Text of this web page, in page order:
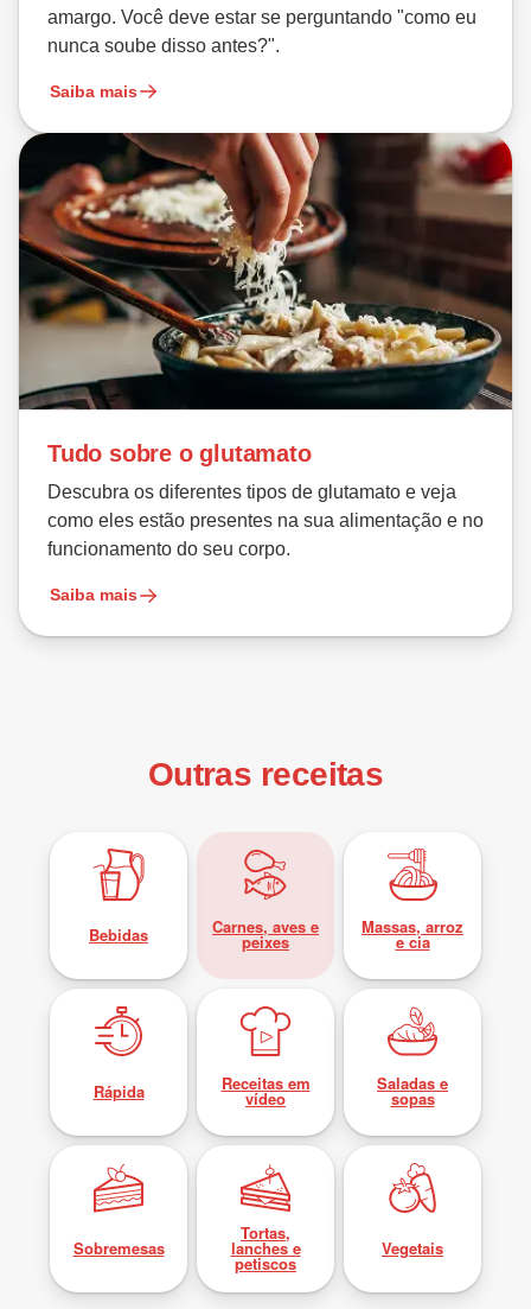
amargo. Você deve estar se perguntando "como eu
nunca soube disso antes?".
Saiba mais
Tudo sobre o glutamato
Descubra os diferentes tipos de glutamato e veja
como eles estão presentes na sua alimentação e no
funcionamento do seu corpo.
Saiba mais
Outras receitas
Bebidas Carnes, aves e
peixes
Massas, arroz
e cia
Rápida Receitas em
vídeo
Saladas e
sopas
Sobremesas
Tortas,
lanches e
petiscos
Vegetais